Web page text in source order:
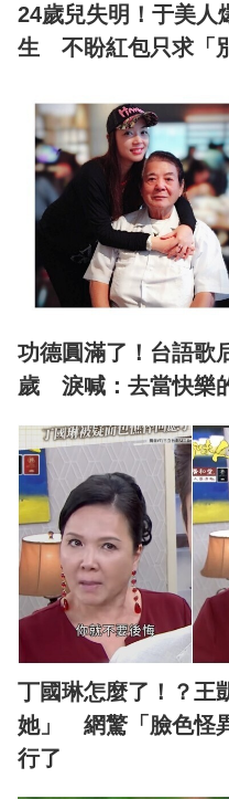
24歲兒失明！于美人
生 不盼紅包只求「
功德圓滿了！台語歌
歲 淚喊：去當快樂
丁國琳怎麼了！？王
她」 網驚「臉色怪
行了